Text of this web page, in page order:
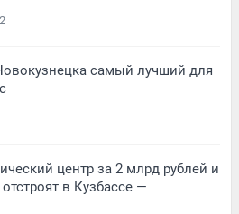
самый лучший для
центр за 2 млрд рублей и
в Кузбассе —